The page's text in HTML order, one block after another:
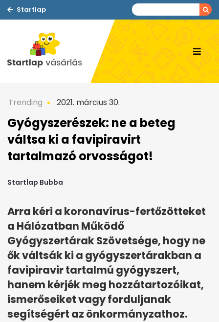
Startlap
Trending 2021. március 30.
Gyógyszerészek: ne a beteg
váltsa ki a favipiravirt
tartalmazó orvosságot!
Startlap Bubba
Arra kéri a koronavírus-fertőzötteket
a Hálózatban Működő
Gyógyszertárak Szövetsége, hogy ne
ők váltsák ki a gyógyszertárakban a
favipiravir tartalmú gyógyszert,
hanem kérjék meg hozzátartozóikat,
ismerőseiket vagy forduljanak
segítségért az önkormányzathoz.